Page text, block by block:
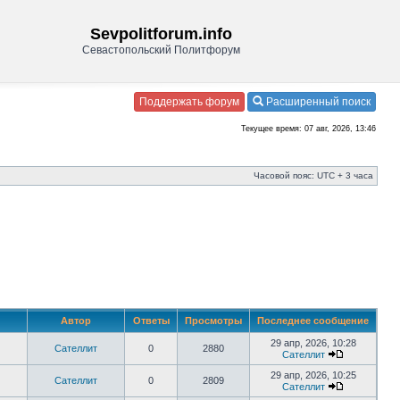
Sevpolitforum.info
Севастопольский Политфорум
Поддержать форум Расширенный поиск
Текущее время: 07 авг, 2026, 13:46
Часовой пояс: UTC + 3 часа
Автор Ответы Просмотры Последнее сообщение
Сателлит 0 2880
29 апр, 2026, 10:28
Сателлит
Сателлит 0 2809
29 апр, 2026, 10:25
Сателлит